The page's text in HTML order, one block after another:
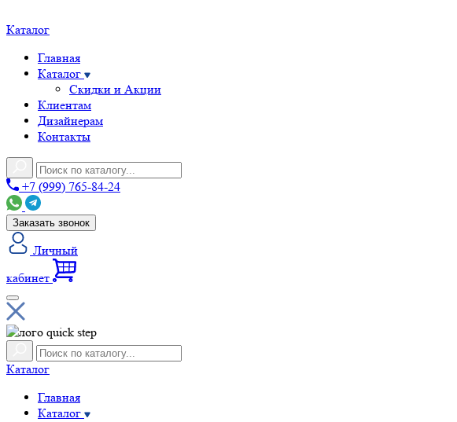
Каталог
Главная
Каталог
Скидки и Акции
Клиентам
Дизайнерам
Контакты
+7 (999) 765-84-24
Заказать звонок
Личный
кабинет
Каталог
Главная
Каталог